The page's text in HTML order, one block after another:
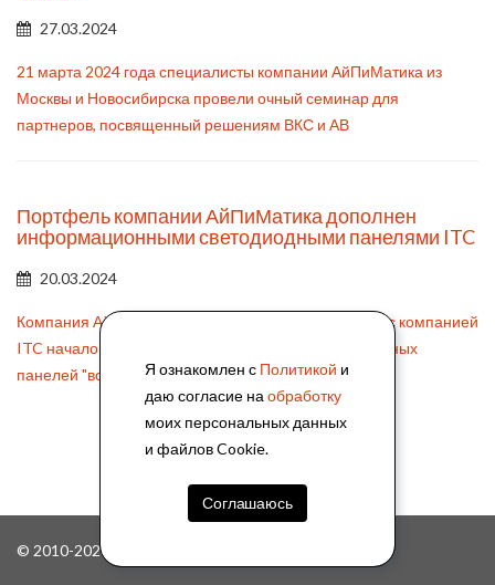
27.03.2024
21 марта 2024 года специалисты компании АйПиМатика из
Москвы и Новосибирска провели очный семинар для
партнеров, посвященный решениям ВКС и АВ
Портфель компании АйПиМатика дополнен
информационными светодиодными панелями ITC
20.03.2024
Компания АйПиМатика расширяет сотрудничество с компанией
ITC началом поставки информационных светодиодных
панелей "все-в-одном"
4
© 2010-2026, ООО "АйПиМатика"
Я ознакомлен с Политикой и
даю согласие на обработку
моих персональных данных
и файлов Cookie.
Соглашаюсь